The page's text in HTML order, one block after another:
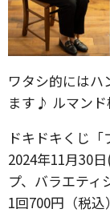
ワタシ的にはハ
ます♪ ルマンド
ドキドキくじ
2024年11月30
プ、バラエティ
1回700円（税込